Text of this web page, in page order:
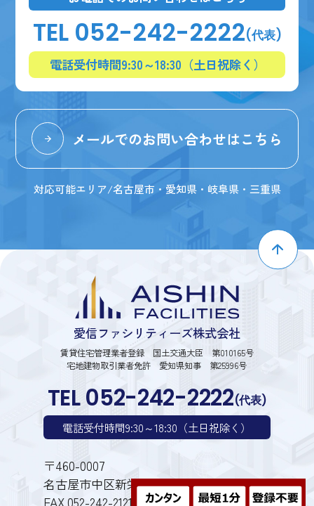
TEL 052-242-2222(代表)
電話受付時間9:30～18:30（土日祝除く）
メールでのお問い合わせはこちら
対応可能エリア/名古屋市・愛知県・岐阜県・三重県
愛信ファシリティーズ株式会社
賃貸住宅管理業者登録 国土交通大臣 第010165号
宅地建物取引業者免許 愛知県知事 第25996号
TEL 052-242-2222(代表)
電話受付時間9:30～18:30（土日祝除く）
〒460-0007
名古屋市中区新栄1丁目28番6号
FAX.052-242-2121